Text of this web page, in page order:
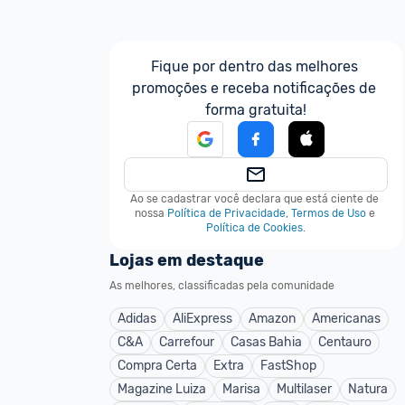
Fique por dentro das melhores
promoções e receba notificações de
forma gratuita!
Ao se cadastrar você declara que está ciente de
nossa Política de Privacidade, Termos de Uso e
Política de Cookies.
Lojas em destaque
As melhores, classificadas pela comunidade
Adidas AliExpress Amazon
Americanas
C&A
Carrefour Casas Bahia
Centauro
Compra Certa
Extra
FastShop
Magazine Luiza
Marisa Multilaser
Natura